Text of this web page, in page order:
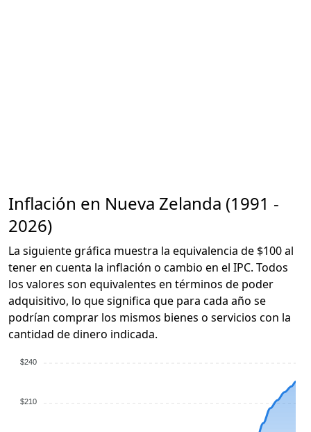
Inflación en Nueva Zelanda (1991 -
2026)
La siguiente gráfica muestra la equivalencia de $100 al
tener en cuenta la inflación o cambio en el IPC. Todos
los valores son equivalentes en términos de poder
adquisitivo, lo que significa que para cada año se
podrían comprar los mismos bienes o servicios con la
cantidad de dinero indicada.
$240
$210